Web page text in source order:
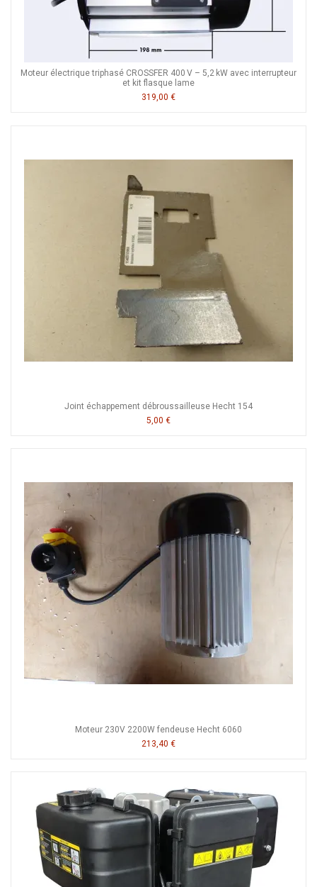
Moteur électrique triphasé CROSSFER 400 V – 5,2 kW avec interrupteur
et kit flasque lame
319,00 €
Joint échappement débroussailleuse Hecht 154
5,00 €
Moteur 230V 2200W fendeuse Hecht 6060
213,40 €